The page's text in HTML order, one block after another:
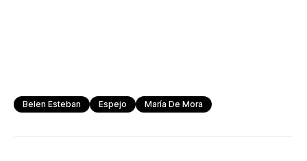
Belen Esteban Espejo María De Mora